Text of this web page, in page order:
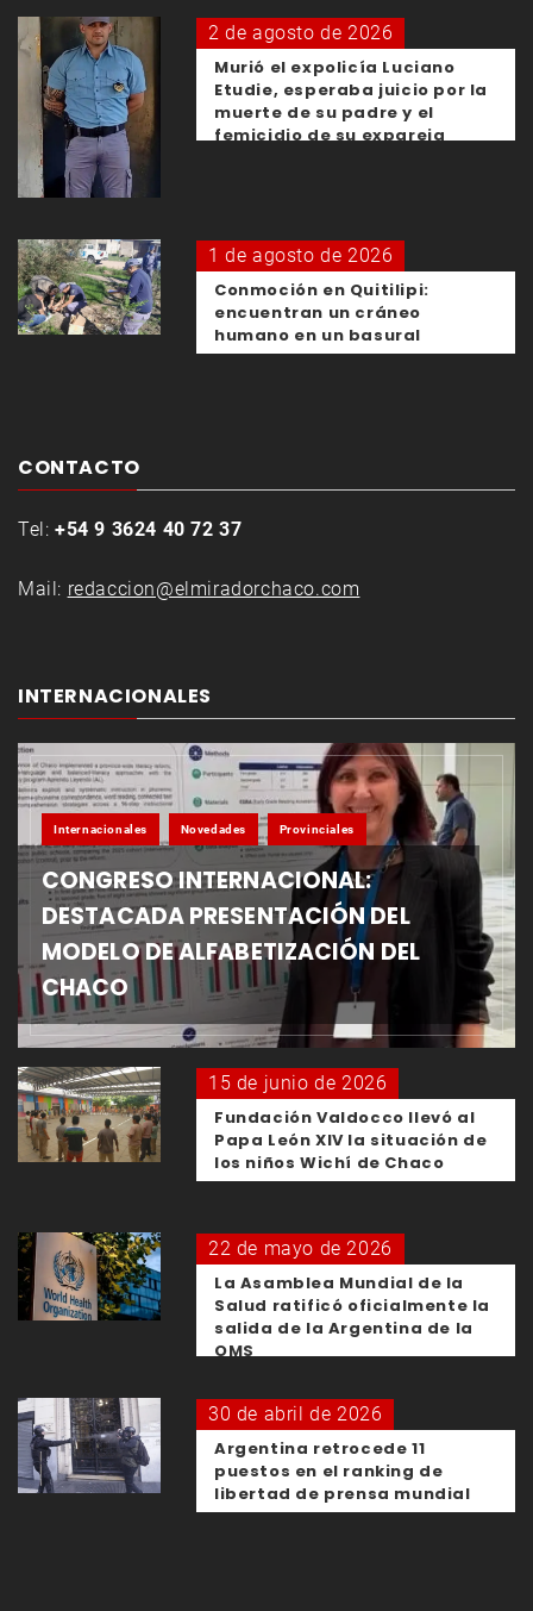
2 de agosto de 2026
Murió el expolicía Luciano
Etudie, esperaba juicio por la
muerte de su padre y el
femicidio de su expareja
1 de agosto de 2026
Conmoción en Quitilipi:
encuentran un cráneo
humano en un basural
CONTACTO
Tel: +54 9 3624 40 72 37
Mail: redaccion@elmiradorchaco.com
INTERNACIONALES
Internacionales Novedades Provinciales
CONGRESO INTERNACIONAL:
DESTACADA PRESENTACIÓN DEL
MODELO DE ALFABETIZACIÓN DEL
CHACO
15 de junio de 2026
Fundación Valdocco llevó al
Papa León XIV la situación de
los niños Wichí de Chaco
22 de mayo de 2026
La Asamblea Mundial de la
Salud ratificó oficialmente la
salida de la Argentina de la
OMS
30 de abril de 2026
Argentina retrocede 11
puestos en el ranking de
libertad de prensa mundial